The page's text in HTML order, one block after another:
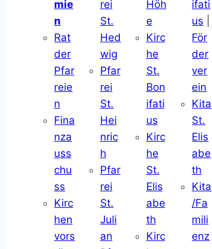
mie
n
Rat
der
Pfar
reie
n
Fina
nza
uss
chu
ss
Kirc
hen
vors
rei
St.
Hed
wig
Pfar
rei
St.
Hei
nric
h
Pfar
rei
St.
Juli
an
Höh
e
Kirc
he
St.
Bon
ifati
us
Kirc
he
St.
Elis
abe
th
Kirc
ifati
us
För
der
ver
ein
Kita
St.
Elis
abe
th
Kita
/Fa
mili
enz